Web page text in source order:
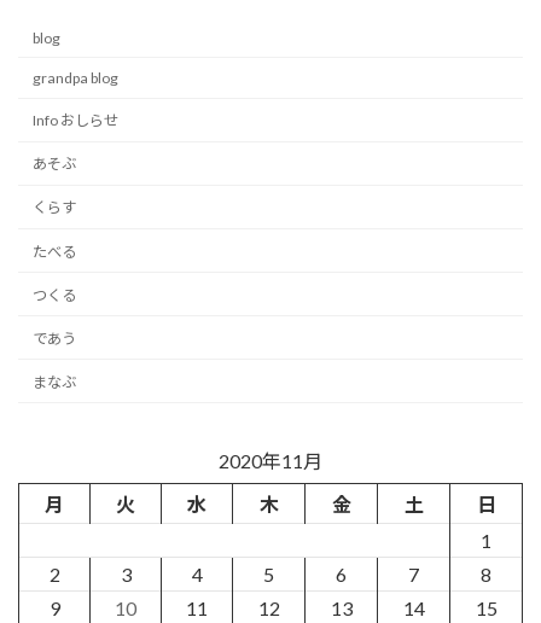
blog
grandpa blog
Info おしらせ
あそぶ
くらす
たべる
つくる
であう
まなぶ
2020年11月
月
火 水 木 金 土
日
1
2
3 4 5 6 7
8
9
10 11 12 13 14
15